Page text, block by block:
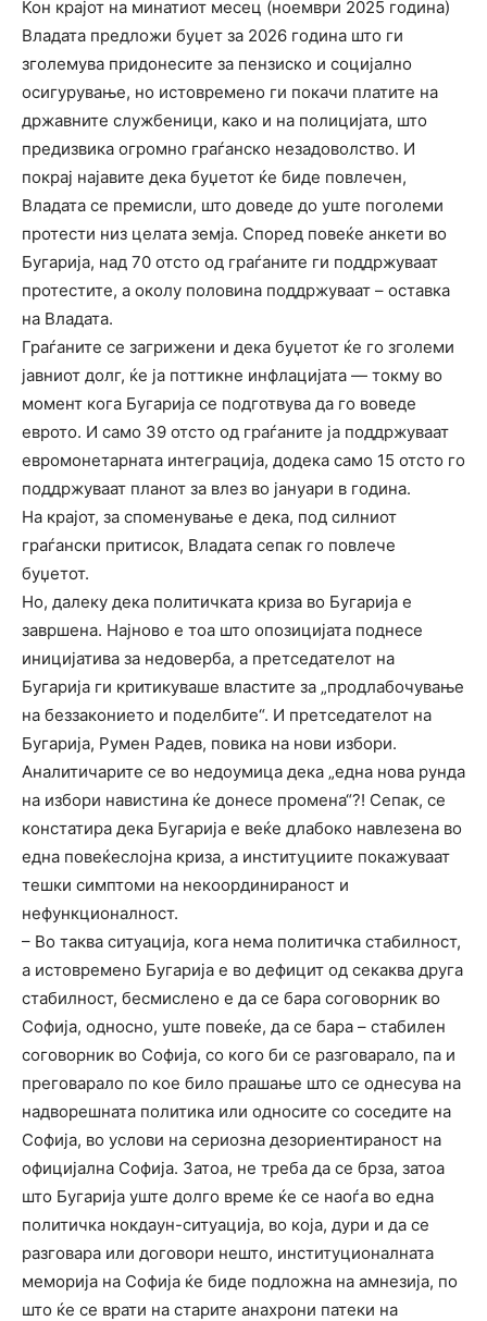
Кон крајот на минатиот месец (ноември 2025 година)
Владата предложи буџет за 2026 година што ги
зголемува придонесите за пензиско и социјално
осигурување, но истовремено ги покачи платите на
државните службеници, како и на полицијата, што
предизвика огромно граѓанско незадоволство. И
покрај најавите дека буџетот ќе биде повлечен,
Владата се премисли, што доведе до уште поголеми
протести низ целата земја. Според повеќе анкети во
Бугарија, над 70 отсто од граѓаните ги поддржуваат
протестите, а околу половина поддржуваат – оставка
на Владата.
Граѓаните се загрижени и дека буџетот ќе го зголеми
јавниот долг, ќе ја поттикне инфлацијата — токму во
момент кога Бугарија се подготвува да го воведе
еврото. И само 39 отсто од граѓаните ја поддржуваат
евромонетарната интеграција, додека само 15 отсто го
поддржуваат планот за влез во јануари в година.
На крајот, за споменување е дека, под силниот
граѓански притисок, Владата сепак го повлече
буџетот.
Но, далеку дека политичката криза во Бугарија е
завршена. Најново е тоа што опозицијата поднесе
иницијатива за недоверба, а претседателот на
Бугарија ги критикуваше властите за „продлабочување
на беззаконието и поделбите“. И претседателот на
Бугарија, Румен Радев, повика на нови избори.
Аналитичарите се во недоумица дека „една нова рунда
на избори навистина ќе донесе промена“?! Сепак, се
констатира дека Бугарија е веќе длабоко навлезена во
една повеќеслојна криза, а институциите покажуваат
тешки симптоми на некоординираност и
нефункционалност.
– Во таква ситуација, кога нема политичка стабилност,
а истовремено Бугарија е во дефицит од секаква друга
стабилност, бесмислено е да се бара соговорник во
Софија, односно, уште повеќе, да се бара – стабилен
соговорник во Софија, со кого би се разговарало, па и
преговарало по кое било прашање што се однесува на
надворешната политика или односите со соседите на
Софија, во услови на сериозна дезориентираност на
официјална Софија. Затоа, не треба да се брза, затоа
што Бугарија уште долго време ќе се наоѓа во една
политичка нокдаун-ситуација, во која, дури и да се
разговара или договори нешто, институционалната
меморија на Софија ќе биде подложна на амнезија, по
што ќе се врати на старите анахрони патеки на